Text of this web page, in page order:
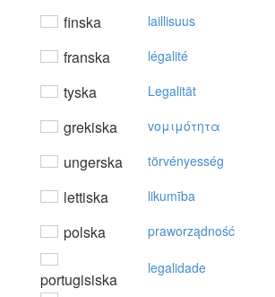
finska laillisuus
franska légalité
tyska Legalität
grekiska voμιμότητα
ungerska törvényesség
lettiska likumība
polska praworządność
portugisiska
legalidade